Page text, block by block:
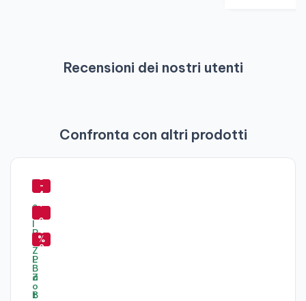
Recensioni dei nostri utenti
Confronta con altri prodotti
-
4
2
-
0
%